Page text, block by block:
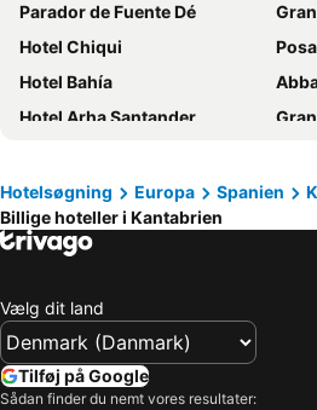
Parador de Fuente Dé
Hotel Chiqui
Hotel Bahía
Hotel Arha Santander
Gran
Hotel Spa Villa Pasiega
Eurostars Hotel Real
Suite Home Pinares
Hotel Spa San Marcos 4*
NH Ciudad de Santander
Vincci Puertochico
Hotelsøgning Europa Spanien
Billige hoteller i Kantabrien
Vælg dit land
Tilføj på Google
Sådan finder du nemt vores resultater: